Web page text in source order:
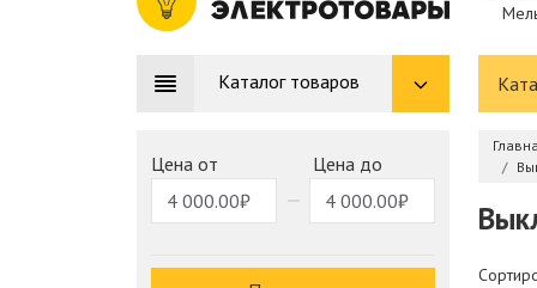
Каталог товаров
Цена от Цена до